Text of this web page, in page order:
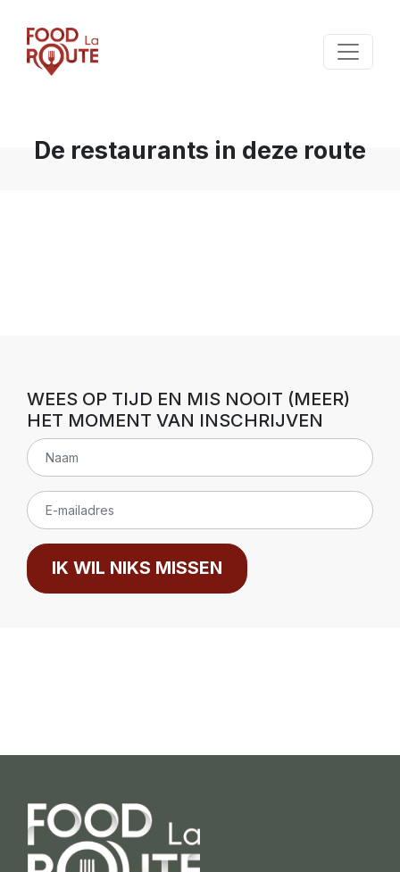
De restaurants in deze route
WEES OP TIJD EN MIS NOOIT (MEER)
HET MOMENT VAN INSCHRIJVEN
IK WIL NIKS MISSEN